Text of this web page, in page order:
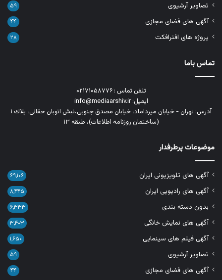
تصاویر آرشیوی ۵۹
آگهی های فضای مجازی ۴۴
پروژه های افترافکت ۲۸
تماس باما
تلفن تماس : ۰۲۱۷۱۰۵۸۷۷۶
ایمیل: info@mediaarshiv.ir
آدرس: تهران - خیابان میرداماد، خیابان مصدق جنوبی،نبش اتوبان حقانی، پلاك ١
(ساختمان روزنامه اطلاعات)، طبقه ۱۳
موضوعات پرطرفدار
آگهی های تلویزیونی ایران ۶۹,۱۰۶
آگهی های رادیویی ایران ۸,۴۴۵
بدون دسته بندی ۶,۳۳۳
آگهی های نمایش خانگی ۳,۴۰۳
آگهی فیلم های سینمایی ۱,۶۵۰
تصاویر آرشیوی ۵۹
آگهی های فضای مجازی ۴۴